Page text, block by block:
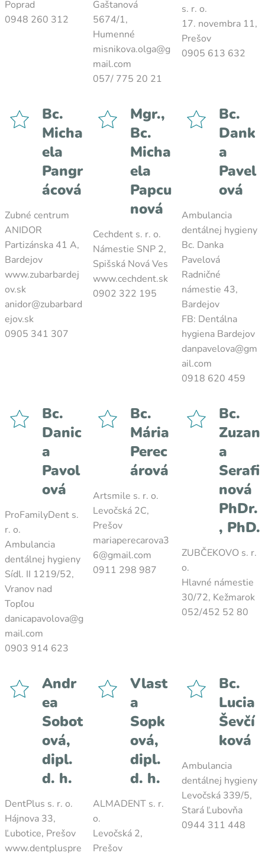
Poprad
0948 260 312
Gaštanová
5674/1,
Humenné
misnikova.olga@g
mail.com
057/ 775 20 21
s. r. o.
17. novembra 11,
Prešov
0905 613 632
Bc.
Micha
ela
Pangr
ácová
Zubné centrum
ANIDOR
Partizánska 41 A,
Bardejov
www.zubarbardej
ov.sk
anidor@zubarbard
ejov.sk
0905 341 307
Mgr.,
Bc.
Micha
ela
Papcu
nová
Cechdent s. r. o.
Námestie SNP 2,
Spišská Nová Ves
www.cechdent.sk
0902 322 195
Bc.
Dank
a
Pavel
ová
Ambulancia
dentálnej hygieny
Bc. Danka
Pavelová
Radničné
námestie 43,
Bardejov
FB: Dentálna
hygiena Bardejov
danpavelova@gm
ail.com
0918 620 459
Bc.
Danic
a
Pavol
ová
ProFamilyDent s.
r. o.
Ambulancia
dentálnej hygieny
Sídl. II 1219/52,
Vranov nad
Topľou
danicapavolova@g
mail.com
0903 914 623
Bc.
Mária
Perec
árová
Artsmile s. r. o.
Levočská 2C,
Prešov
mariaperecarova3
6@gmail.com
0911 298 987
Bc.
Zuzan
a
Serafi
nová
PhDr.
, PhD.
ZUBČEKOVO s. r.
o.
Hlavné námestie
30/72, Kežmarok
052/452 52 80
Andr
ea
Sobot
ová,
dipl.
d. h.
DentPlus s. r. o.
Hájnova 33,
Ľubotice, Prešov
www.dentpluspre
Vlast
a
Sopk
ová,
dipl.
d. h.
ALMADENT s. r.
o.
Levočská 2,
Prešov
Bc.
Lucia
Ševčí
ková
Ambulancia
dentálnej hygieny
Levočská 339/5,
Stará Ľubovňa
0944 311 448